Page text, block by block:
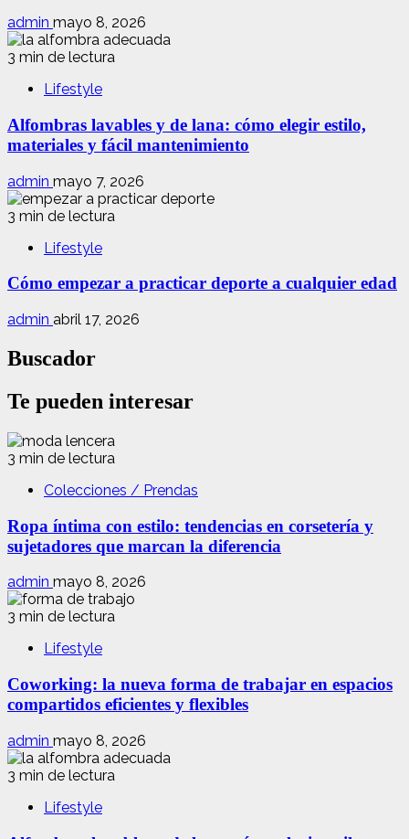
admin mayo 8, 2026
3 min de lectura
Lifestyle
Alfombras lavables y de lana: cómo elegir estilo,
materiales y fácil mantenimiento
admin mayo 7, 2026
3 min de lectura
Lifestyle
Cómo empezar a practicar deporte a cualquier edad
admin abril 17, 2026
Buscador
Te pueden interesar
3 min de lectura
Colecciones / Prendas
Ropa íntima con estilo: tendencias en corsetería y
sujetadores que marcan la diferencia
admin mayo 8, 2026
3 min de lectura
Lifestyle
Coworking: la nueva forma de trabajar en espacios
compartidos eficientes y flexibles
admin mayo 8, 2026
3 min de lectura
Lifestyle